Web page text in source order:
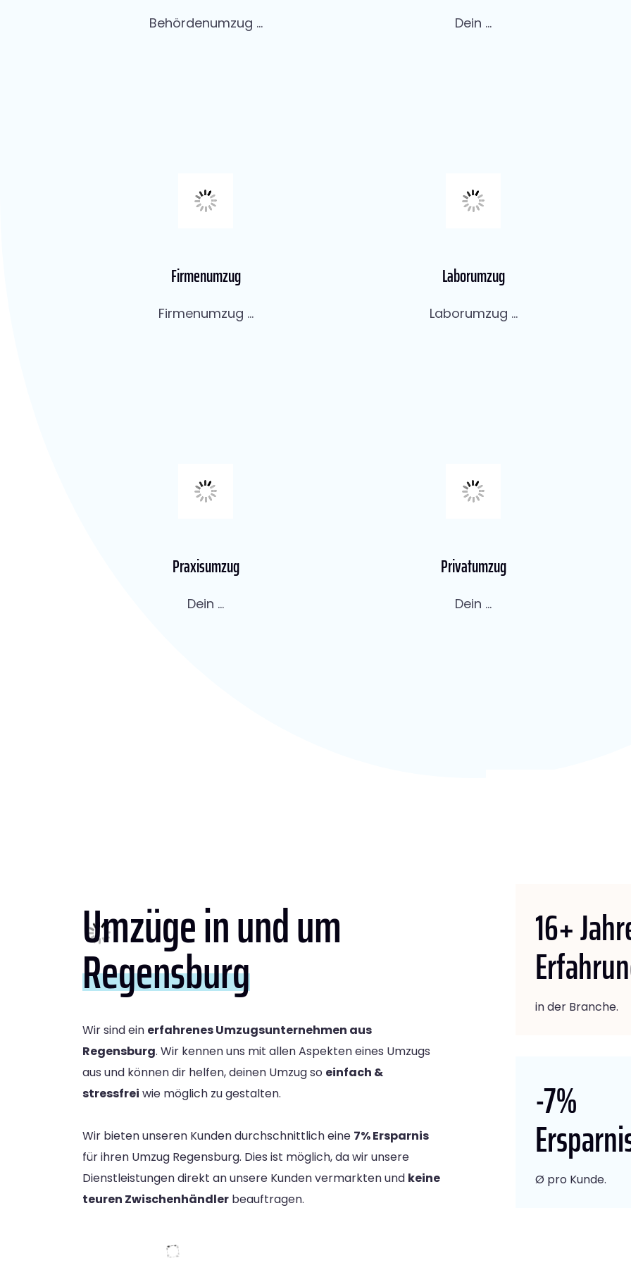
Behördenumzug ... Dein ...
Firmenumzug
Firmenumzug ...
Laborumzug
Laborumzug ...
Praxisumzug
Dein ...
Privatumzug
Dein ...
Umzüge in und um
Regensburg
Wir sind ein erfahrenes Umzugsunternehmen aus
Regensburg. Wir kennen uns mit allen Aspekten eines Umzugs
aus und können dir helfen, deinen Umzug so einfach &
stressfrei wie möglich zu gestalten.
Wir bieten unseren Kunden durchschnittlich eine 7% Ersparnis
für ihren Umzug Regensburg. Dies ist möglich, da wir unsere
Dienstleistungen direkt an unsere Kunden vermarkten und keine
teuren Zwischenhändler beauftragen.
16+
in der Branche.
-7%
Ø pro Kunde.